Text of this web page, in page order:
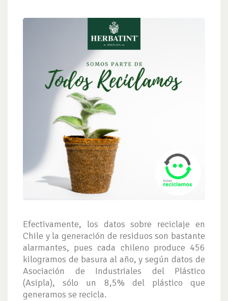
Efectivamente, los datos sobre reciclaje en
Chile y la generación de residuos son bastante
alarmantes, pues cada chileno produce 456
kilogramos de basura al año, y según datos de
Asociación de Industriales del Plástico
(Asipla), sólo un 8,5% del plástico que
generamos se recicla.